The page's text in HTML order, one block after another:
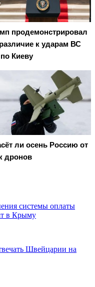
продемонстрировал
к ударам ВС
Киеву
ли осень Россию от
дронов
системы оплаты
в Крыму
Швейцарии на